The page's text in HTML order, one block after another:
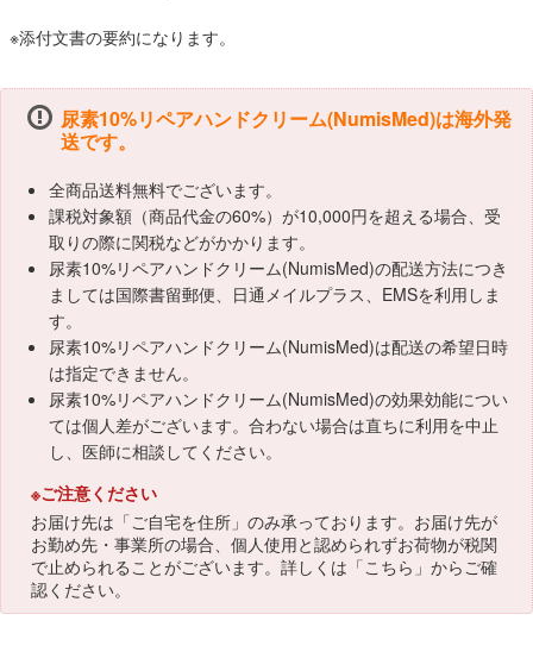
※添付文書の要約になります。
尿素10%リペアハンドクリーム(NumisMed)は海外発
送です。
全商品送料無料でございます。
課税対象額（商品代金の60%）が10,000円を超える場合、受
取りの際に関税などがかかります。
尿素10%リペアハンドクリーム(NumisMed)の配送方法につき
ましては国際書留郵便、日通メイルプラス、EMSを利用しま
す。
尿素10%リペアハンドクリーム(NumisMed)は配送の希望日時
は指定できません。
尿素10%リペアハンドクリーム(NumisMed)の効果効能につい
ては個人差がございます。合わない場合は直ちに利用を中止
し、医師に相談してください。
※ご注意ください
お届け先は「ご自宅を住所」のみ承っております。お届け先が
お勤め先・事業所の場合、個人使用と認められずお荷物が税関
で止められることがございます。詳しくは「こちら 」からご確
認ください。